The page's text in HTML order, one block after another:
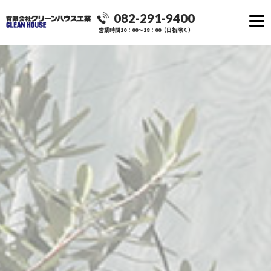
082-291-9400
営業時間10：00～18：00（日祝除く）